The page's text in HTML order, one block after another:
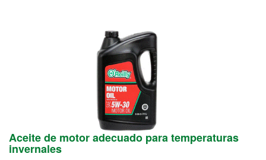
Aceite de motor adecuado para temperaturas
invernales